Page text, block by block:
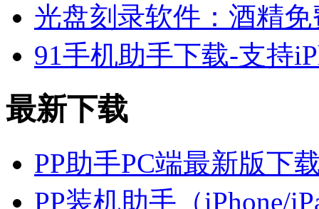
光盘刻录软件：酒精
91手机助手下载-支持
最新下载
PP助手PC端最新版下
PP装机助手（iPhone/